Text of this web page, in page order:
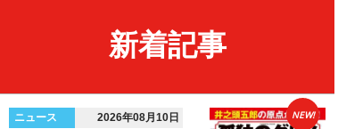
新着記事
ニュース 2026年08月10日 NEW!